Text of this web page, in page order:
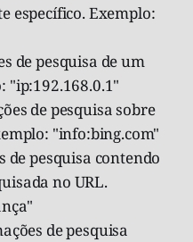
específico. Exemplo:
de pesquisa de um
"ip:192.168.0.1"
de pesquisa sobre
"info:bing.com"
de pesquisa contendo
no URL.
de pesquisa